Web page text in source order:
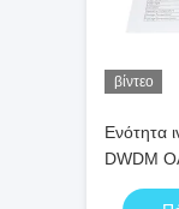
βίντεο
Ενότητα
DWDM